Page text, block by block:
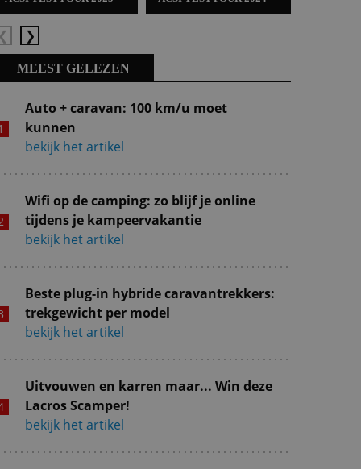
Volgende
MEEST GELEZEN
Auto + caravan: 100 km/u moet
kunnen
bekijk het artikel
Wifi op de camping: zo blijf je online
tijdens je kampeervakantie
bekijk het artikel
Beste plug-in hybride caravantrekkers:
trekgewicht per model
bekijk het artikel
Uitvouwen en karren maar... Win deze
Lacros Scamper!
bekijk het artikel